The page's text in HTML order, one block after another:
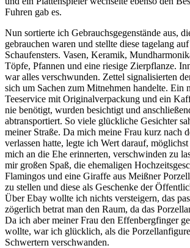
Fuhren gab es.
Nun sortierte ich Gebrauchsgegenstände aus,
gebrauchen waren und stellte diese tagelang
Schaufensters. Vasen, Keramik,
Töpfe, Pfannen und eine riesige Zierpflanze.
war alles verschwunden. Zettel signalisierten
sich um Sachen zum Mitnehmen handelte. Ein
Teeservice mit Originalverpackung und ein
nie benötigt, wurden besichtigt und
abtransportiert. So viele glückliche Gesichter
meiner Straße. Da mich meine Frau kurz nach
verlassen hatte, legte ich Wert darauf,
mich an die Ehe erinnerten, verschwinden zu
mir großen Spaß, die ehemaligen
Flamingos und eine Giraffe aus Meißner
zu stellen und diese als Geschenke der
Über Ebay wollte ich nichts versteigern, das
zögerlich betrat man den Raum, da das
Da ich aber meiner Frau den Effenbergfinger
wollte, war ich glücklich, als die
Schwertern verschwanden.